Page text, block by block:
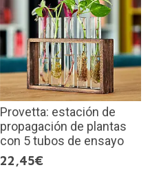
Provetta: estación de
propagación de plantas
con 5 tubos de ensayo
22,45€